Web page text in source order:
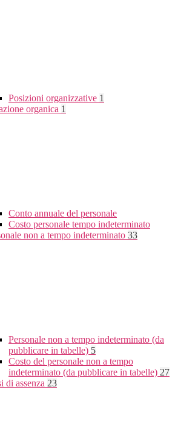
Posizioni organizzative 1
organica 1
Conto annuale del personale
Costo personale tempo indeterminato
non a tempo indeterminato 33
Personale non a tempo indeterminato (da
pubblicare in tabelle) 5
Costo del personale non a tempo
indeterminato (da pubblicare in tabelle) 27
di assenza 23